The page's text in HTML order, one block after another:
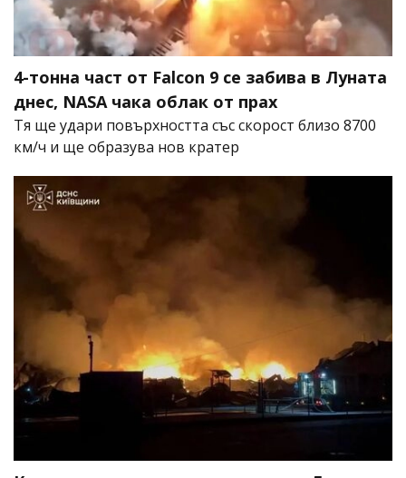
4-тонна част от Falcon 9 се забива в Луната
днес, NASA чака облак от прах
Тя ще удари повърхността със скорост близо 8700
км/ч и ще образува нов кратер